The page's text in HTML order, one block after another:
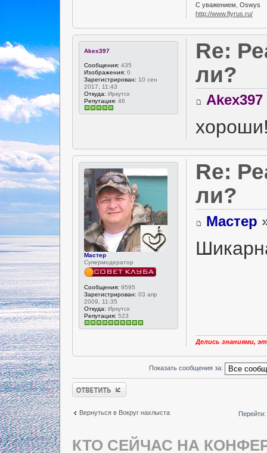
С уважением, Oswys
http://www.flyrus.ru/
Akex397
Сообщения: 435
Изображения: 0
Зарегистрирован: 10 сен
2017, 11:43
Откуда: Иркутск
Репутация: 46
Re:
ли?
Akex397
Мастер
Супермодератор
Сообщения: 9595
Зарегистрирован: 03 апр
2009, 11:35
Откуда: Иркутск
Репутация: 523
Re:
ли?
Мастер
Делись знаниями,
Показать сообщения за:
Ответить
Вернуться в Вокруг нахлыста Перейти:
КТО СЕЙЧАС НА